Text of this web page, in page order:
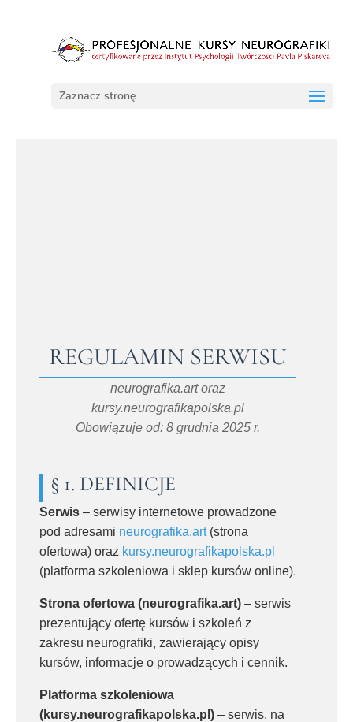
Zaznacz stronę
REGULAMIN SERWISU
neurografika.art oraz
kursy.neurografikapolska.pl
Obowiązuje od: 8 grudnia 2025 r.
§ 1. DEFINICJE
Serwis – serwisy internetowe prowadzone
pod adresami neurografika.art(strona
ofertowa) oraz kursy.neurografikapolska.pl
(platforma szkoleniowa i sklep kursów online).
Strona ofertowa (neurografika.art) – serwis
prezentujący ofertę kursów i szkoleń z
zakresu neurografiki, zawierający opisy
kursów, informacje o prowadzących i cennik.
Platforma szkoleniowa
(kursy.neurografikapolska.pl) – serwis, na